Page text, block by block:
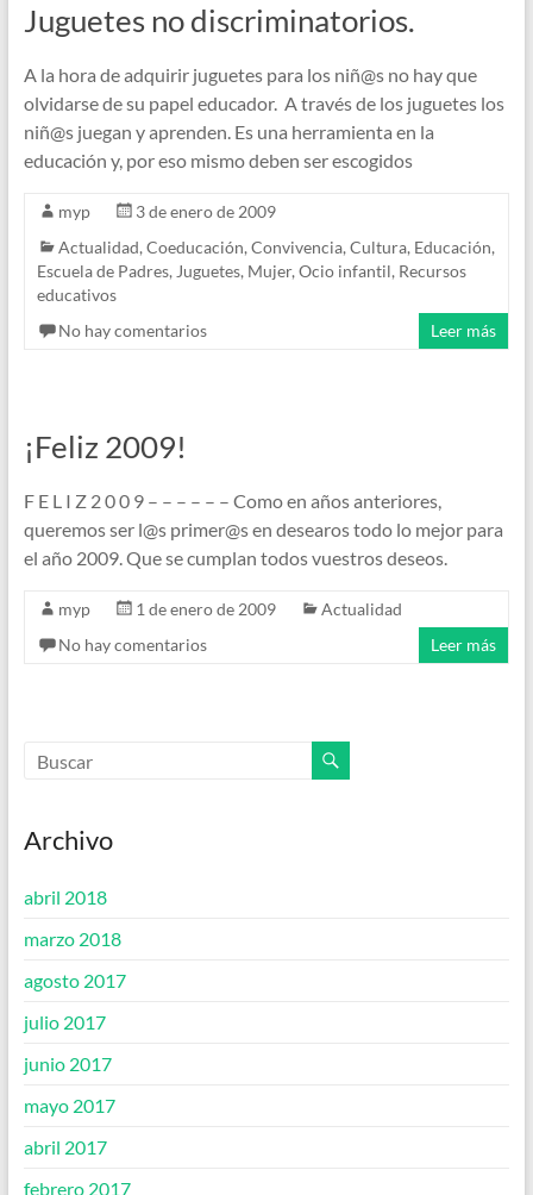
Juguetes no discriminatorios.
A la hora de adquirir juguetes para los niñ@s no hay que
olvidarse de su papel educador. A través de los juguetes los
niñ@s juegan y aprenden. Es una herramienta en la
educación y, por eso mismo deben ser escogidos
myp
3 de enero de 2009
Actualidad, Coeducación, Convivencia, Cultura, Educación,
Escuela de Padres, Juguetes, Mujer, Ocio infantil, Recursos
educativos
No hay comentarios
Leer más
¡Feliz 2009!
F E L I Z 2 0 0 9 – – – – – – Como en años anteriores,
queremos ser l@s primer@s en desearos todo lo mejor para
el año 2009. Que se cumplan todos vuestros deseos.
myp 1 de enero de 2009
Actualidad
No hay comentarios
Leer más
Archivo
abril 2018
marzo 2018
agosto 2017
julio 2017
junio 2017
mayo 2017
abril 2017
febrero 2017